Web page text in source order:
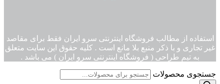
استفاده از مطالب فروشگاه اینترنتی سرو ایران فقط برای مقاصد
غیر تجاری و با ذکر منبع بلا مانع است . کلیه حقوق این سایت متعلق
به تیم طراحی ( فروشگاه اینترنتی سرو ایران ) می باشد .
جستجوی محصولات